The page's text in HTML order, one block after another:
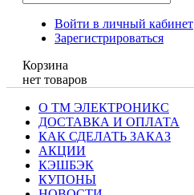
Войти в личный кабинет
Зарегистрироваться
Корзина
нет товаров
О ТМ ЭЛЕКТРОНИКС
ДОСТАВКА И ОПЛАТА
КАК СДЕЛАТЬ ЗАКАЗ
АКЦИИ
КЭШБЭК
КУПОНЫ